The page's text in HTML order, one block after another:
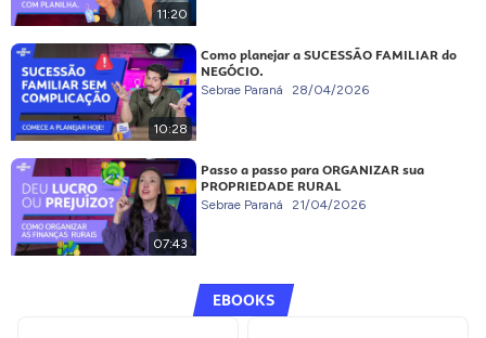
11:20
10:28
Como planejar a SUCESSÃO FAMILIAR do
NEGÓCIO.
Sebrae Paraná 28/04/2026
07:43
Passo a passo para ORGANIZAR sua
PROPRIEDADE RURAL
Sebrae Paraná 21/04/2026
EBOOKS